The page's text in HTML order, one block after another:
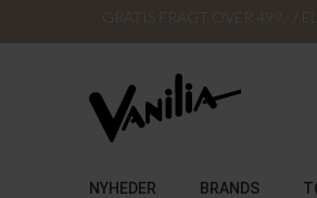
GRATIS FRAGT OVER 499,- /
NYHEDER BRANDS